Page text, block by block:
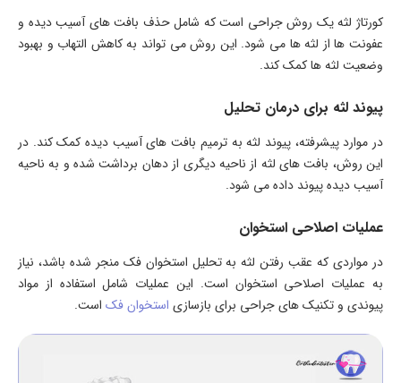
کورتاژ لثه یک روش جراحی است که شامل حذف بافت های آسیب دیده و
عفونت ها از لثه ها می شود. این روش می تواند به کاهش التهاب و بهبود
وضعیت لثه ها کمک کند.
پیوند لثه برای درمان تحلیل
در موارد پیشرفته، پیوند لثه به ترمیم بافت های آسیب دیده کمک کند. در
این روش، بافت های لثه از ناحیه دیگری از دهان برداشت شده و به ناحیه
آسیب دیده پیوند داده می شود.
عملیات اصلاحی استخوان
در مواردی که عقب رفتن لثه به تحلیل استخوان فک منجر شده باشد، نیاز
به عملیات اصلاحی استخوان است. این عملیات شامل استفاده از مواد
پیوندی و تکنیک های جراحی برای بازسازی استخوان فک است.